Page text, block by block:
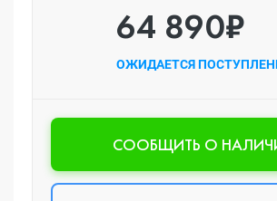
64 890₽
ОЖИДАЕТСЯ
CООБЩИТЬ О